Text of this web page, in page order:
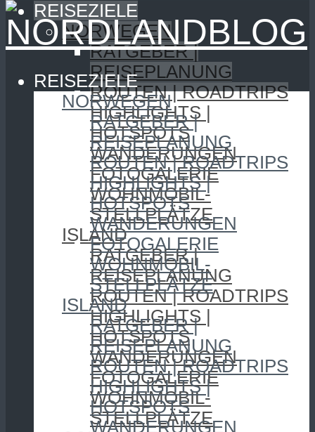
REISEZIELE
NORWEGEN
RATGEBER |
REISEPLANUNG
ROUTEN | ROADTRIPS
HIGHLIGHTS |
HOTSPOTS
WANDERUNGEN
FOTOGALERIE
WOHNMOBIL-
STELLPLÄTZE
ISLAND
RATGEBER |
REISEPLANUNG
ROUTEN | ROADTRIPS
HIGHLIGHTS |
HOTSPOTS
WANDERUNGEN
FOTOGALERIE
WOHNMOBIL-
STELLPLÄTZE
REISEZIELE
NORWEGEN
RATGEBER |
REISEPLANUNG
ROUTEN | ROADTRIPS
HIGHLIGHTS |
HOTSPOTS
WANDERUNGEN
FOTOGALERIE
WOHNMOBIL-
STELLPLÄTZE
ISLAND
RATGEBER |
REISEPLANUNG
ROUTEN | ROADTRIPS
HIGHLIGHTS |
HOTSPOTS
WANDERUNGEN